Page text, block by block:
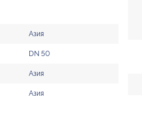
Азия
DN 50
Азия
Азия